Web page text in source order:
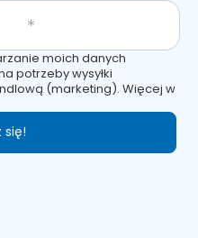
moich danych
potrzeby wysyłki
(marketing). Więcej w
się!